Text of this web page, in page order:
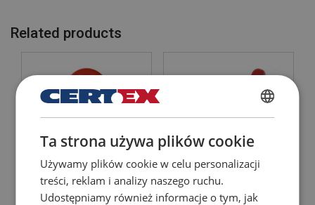
Related products
Lifting Point Powertex
LPB
Lifting Point Powertex
LPD
POLISH
ENGLISH TRANSLATION
Ta strona używa plików cookie
Używamy plików cookie w celu personalizacji
treści, reklam i analizy naszego ruchu.
Udostępniamy również informacje o tym, jak